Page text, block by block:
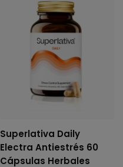
Superlativa Daily
Electra Antiestrés 60
Cápsulas Herbales